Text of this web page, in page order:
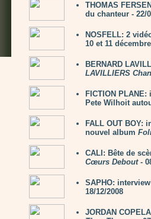
THOMAS
du chanteur - 22/
NOSFELL: 2
10 et 11
BERNARD
LAVILLIERS
FICTION
Pete Wilhoit
FALL OUT BOY:
nouvel album
CALI: Bête de
Cœurs Debout-
SAPHO:
18/12/2008
JORDAN